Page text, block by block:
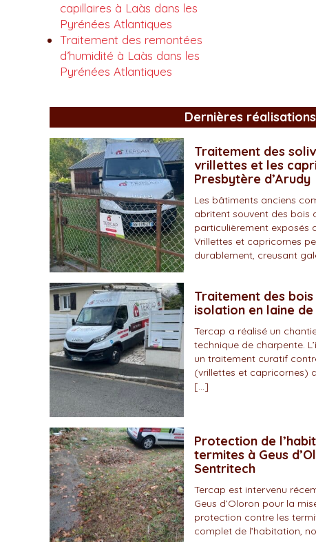
capillaires à Laàs dans les
Pyrénées Atlantiques
Traitement des remontées
d’humidité à Laàs dans les
Pyrénées Atlantiques
Dernières
Traitement des
vrillettes et les
Presbytère d’Arudy
Les bâtiments anciens
abritent souvent des bois
particulièrement exposés
Vrillettes et capricornes
durablement, creusant
Traitement des
isolation en laine
Tercap a réalisé un
technique de charpente.
un traitement curatif
(vrillettes et capricornes)
[…]
Protection de
termites à Geus
Sentritech
Tercap est intervenu
Geus d’Oloron pour la
protection contre les
complet de l’habitation,